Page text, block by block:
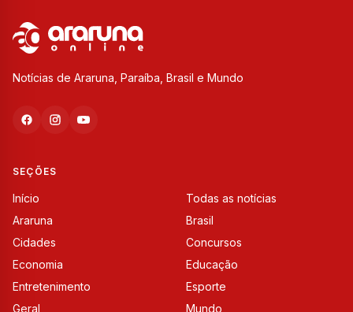
Notícias de Araruna, Paraíba, Brasil e Mundo
SEÇÕES
Início
Todas as notícias
Araruna
Brasil
Cidades
Concursos
Economia
Educação
Entretenimento
Esporte
Geral
Mundo